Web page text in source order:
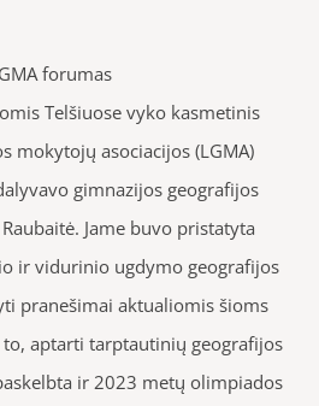
forumas
Telšiuose vyko kasmetinis
mokytojų asociacijos (LGMA)
gimnazijos geografijos
Jame buvo pristatyta
ir vidurinio ugdymo geografijos
pranešimai aktualiomis šioms
aptarti tarptautinių geografijos
ir 2023 metų olimpiados